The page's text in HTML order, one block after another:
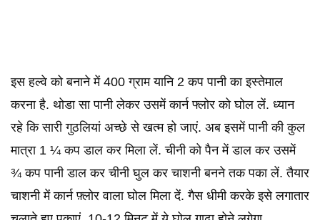
इस हल्वे को बनाने में 400 ग्राम यानि 2 कप पानी का इस्तेमाल
करना है. थोडा सा पानी लेकर उसमें कार्न फ्लोर को घोल लें. ध्यान
रहे कि सारी गुठलियां अच्छे से खत्म हो जाएं. अब इसमें पानी की कुल
मात्रा 1 ¼ कप डाल कर मिला लें. चीनी को पैन में डाल कर उसमें
¾ कप पानी डाल कर चीनी घुल कर चाशनी बनने तक पका लें. तैयार
चाशनी में कार्न फ़्लोर वाला घोल मिला दें. गैस धीमी करके इसे लगातार